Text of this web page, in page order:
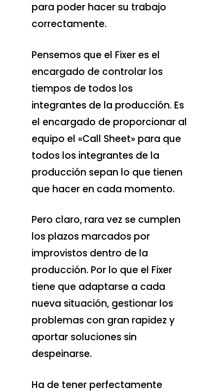
para poder hacer su trabajo
correctamente.
Pensemos que el Fixer es el
encargado de controlar los
tiempos de todos los
integrantes de la producción. Es
el encargado de proporcionar al
equipo el «Call Sheet» para que
todos los integrantes de la
producción sepan lo que tienen
que hacer en cada momento.
Pero claro, rara vez se cumplen
los plazos marcados por
improvistos dentro de la
producción. Por lo que el Fixer
tiene que adaptarse a cada
nueva situación, gestionar los
problemas con gran rapidez y
aportar soluciones sin
despeinarse.
Ha de tener perfectamente